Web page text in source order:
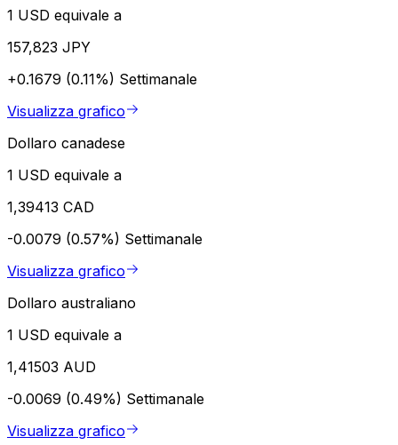
1 USD equivale a
157,823 JPY
+0.1679 (0.11%) Settimanale
Visualizza grafico
Dollaro canadese
1 USD equivale a
1,39413 CAD
-0.0079 (0.57%) Settimanale
Visualizza grafico
Dollaro australiano
1 USD equivale a
1,41503 AUD
-0.0069 (0.49%) Settimanale
Visualizza grafico